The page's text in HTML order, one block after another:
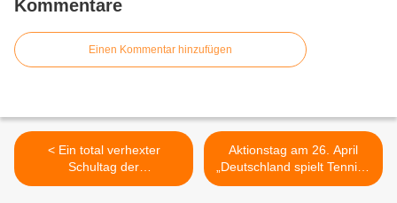
Kommentare
Einen Kommentar hinzufügen
< Ein total verhexter
Schultag der
Veitshöchheimer
Aktionstag am 26. April
„Deutschland spielt Tennis!“
– Die TG Veitshöchheim